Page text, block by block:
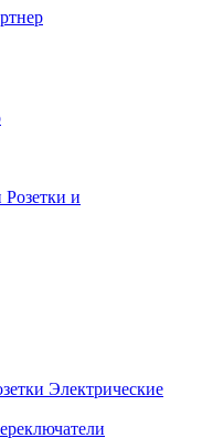
Розетки и
Электрические